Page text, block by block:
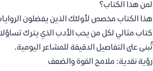
لمن هذا الكتاب؟
هذا الكتاب مخصص لأولئك الذين يفضلون
كتاب مثالي لكل من يحب الأدب الذي يترك
تُبنى على التفاصيل الدقيقة للمشاعر اليومية.
رؤية نقدية: ملامح القوة والضعف